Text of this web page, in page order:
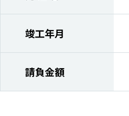
竣工年月
請負金額